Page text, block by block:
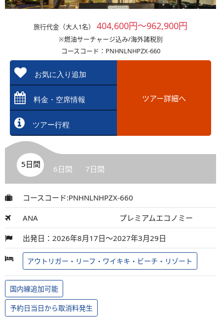
旅行代金（大人1名） 404,600円～962,900円
※燃油サーチャージ込み/海外諸税別
コースコード：PNHNLNHPZX-660
お気に入り追加
料金・空席情報
ツアー行程
ツアー詳細へ
5日間 6日間 7日間
コースコード:PNHNLNHPZX-660
ANA プレミアムエコノミー
出発日：2026年8月17日～2027年3月29日
アウトリガー・リーフ・ワイキキ・ビーチ・リゾート
国内線追加可能
予約日当日から取消料発生